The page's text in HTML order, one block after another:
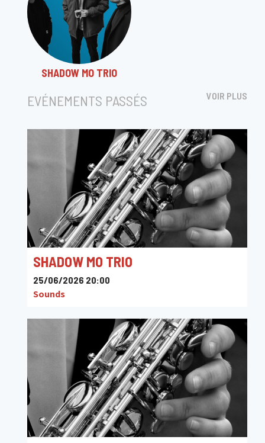
SHADOW MO TRIO
EVÉNEMENTS PASSÉS VOIR PLUS
SHADOW MO TRIO
25/06/2026 20:00
Sounds